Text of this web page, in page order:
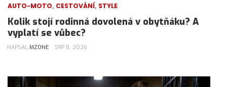
AUTO-MOTO, CESTOVÁNÍ, STYLE
Kolik stojí rodinná dovolená v obytňáku? A
vyplatí se vůbec?
NAPSAL MZONE SRP 8, 2026